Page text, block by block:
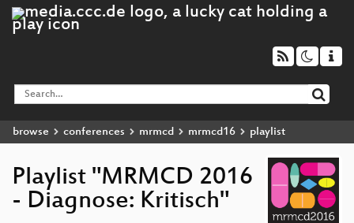
browse conferences mrmcd mrmcd16 playlist
Playlist "MRMCD 2016
- Diagnose: Kritisch"